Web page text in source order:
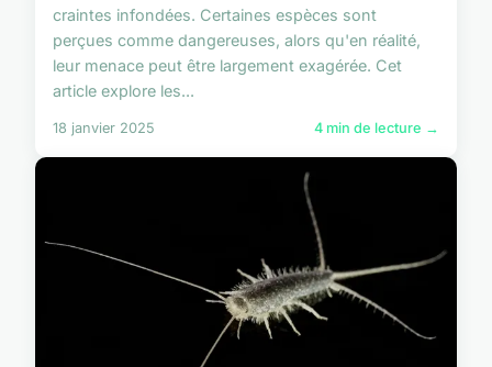
craintes infondées. Certaines espèces sont
perçues comme dangereuses, alors qu'en réalité,
leur menace peut être largement exagérée. Cet
article explore les...
18 janvier 2025 4 min de lecture →